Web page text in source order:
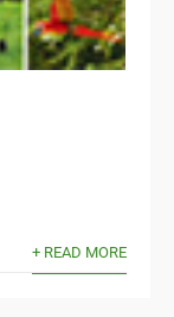
+ READ MORE